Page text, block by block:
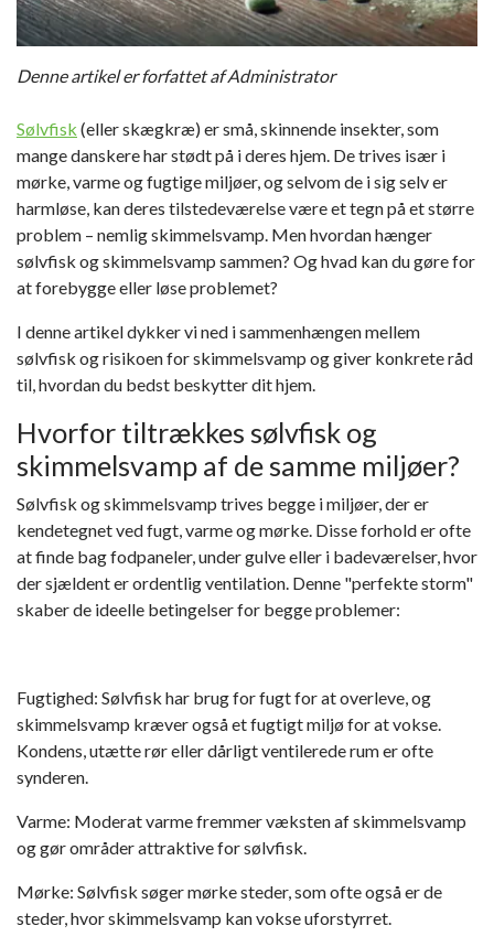
Denne artikel er forfattet af Administrator
Sølvfisk (eller skægkræ) er små, skinnende insekter, som
mange danskere har stødt på i deres hjem. De trives især i
mørke, varme og fugtige miljøer, og selvom de i sig selv er
harmløse, kan deres tilstedeværelse være et tegn på et større
problem – nemlig skimmelsvamp. Men hvordan hænger
sølvfisk og skimmelsvamp sammen? Og hvad kan du gøre for
at forebygge eller løse problemet?
I denne artikel dykker vi ned i sammenhængen mellem
sølvfisk og risikoen for skimmelsvamp og giver konkrete råd
til, hvordan du bedst beskytter dit hjem.
Hvorfor tiltrækkes sølvfisk og
skimmelsvamp af de samme miljøer?
Sølvfisk og skimmelsvamp trives begge i miljøer, der er
kendetegnet ved fugt, varme og mørke. Disse forhold er ofte
at finde bag fodpaneler, under gulve eller i badeværelser, hvor
der sjældent er ordentlig ventilation. Denne "perfekte storm"
skaber de ideelle betingelser for begge problemer:
Fugtighed: Sølvfisk har brug for fugt for at overleve, og
skimmelsvamp kræver også et fugtigt miljø for at vokse.
Kondens, utætte rør eller dårligt ventilerede rum er ofte
synderen.
Varme: Moderat varme fremmer væksten af skimmelsvamp
og gør områder attraktive for sølvfisk.
Mørke: Sølvfisk søger mørke steder, som ofte også er de
steder, hvor skimmelsvamp kan vokse uforstyrret.